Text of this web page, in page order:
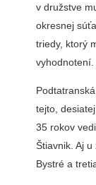
v družstve
okresnej
triedy, ktorý
vyhodnotení.
tejto,
35 rokov
Štiavnik. Aj
Bystré a